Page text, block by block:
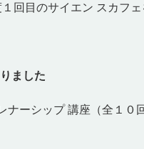
回目のサイエン スカフェ
ました
ーシップ 講座（全１０